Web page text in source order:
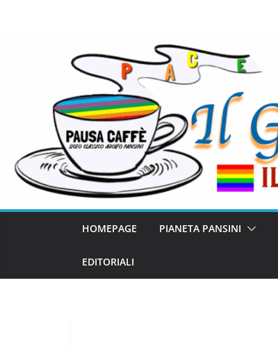
HOMEPAGE PIANETA PANSINI
EDITORIALI